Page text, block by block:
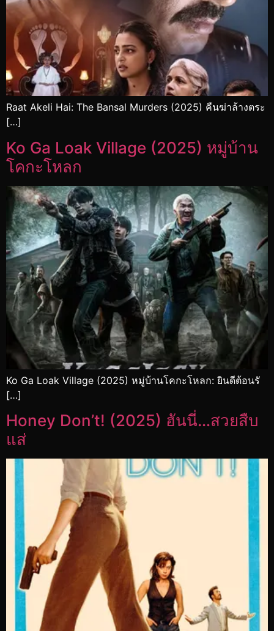
Raat Akeli Hai: The Bansal Murders (2025) คืนฆ่าล้างตระ
[…]
Ko Ga Loak Village (2025) หมู่บ้าน
โคกะโหลก
Ko Ga Loak Village (2025) หมู่บ้านโคกะโหลก: ยินดีต้อนรั
[…]
Honey Don’t! (2025) ฮันนี่…สวยสืบ
แส่